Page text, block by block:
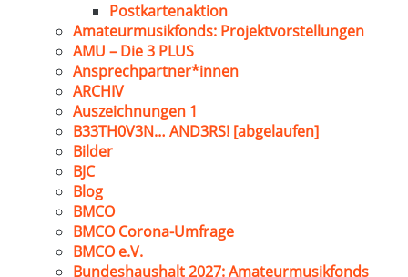
Postkartenaktion
Amateurmusikfonds: Projektvorstellungen
AMU – Die 3 PLUS
Ansprechpartner*innen
ARCHIV
Auszeichnungen 1
B33TH0V3N… AND3RS! [abgelaufen]
Bilder
BJC
Blog
BMCO
BMCO Corona-Umfrage
BMCO e.V.
Bundeshaushalt 2027: Amateurmusikfonds